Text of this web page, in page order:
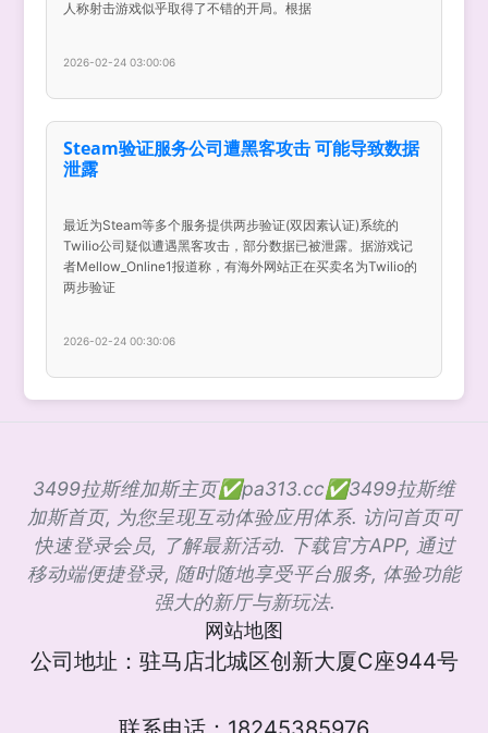
人称射击游戏似乎取得了不错的开局。根据
2026-02-24 03:00:06
Steam验证服务公司遭黑客攻击 可能导致数据
泄露
最近为Steam等多个服务提供两步验证(双因素认证)系统的
Twilio公司疑似遭遇黑客攻击，部分数据已被泄露。据游戏记
者Mellow_Online1报道称，有海外网站正在买卖名为Twilio的
两步验证
2026-02-24 00:30:06
3499拉斯维加斯主页✅pa313.cc✅3499拉斯维
加斯首页, 为您呈现互动体验应用体系. 访问首页可
快速登录会员, 了解最新活动. 下载官方APP, 通过
移动端便捷登录, 随时随地享受平台服务, 体验功能
强大的新厅与新玩法.
网站地图
公司地址：驻马店北城区创新大厦C座944号